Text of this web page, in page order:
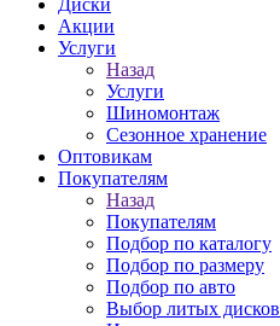
Диски
Акции
Услуги
Назад
Услуги
Шиномонтаж
Сезонное хранение
Оптовикам
Покупателям
Назад
Покупателям
Подбор по каталогу
Подбор по размеру
Подбор по авто
Выбор литых дисков